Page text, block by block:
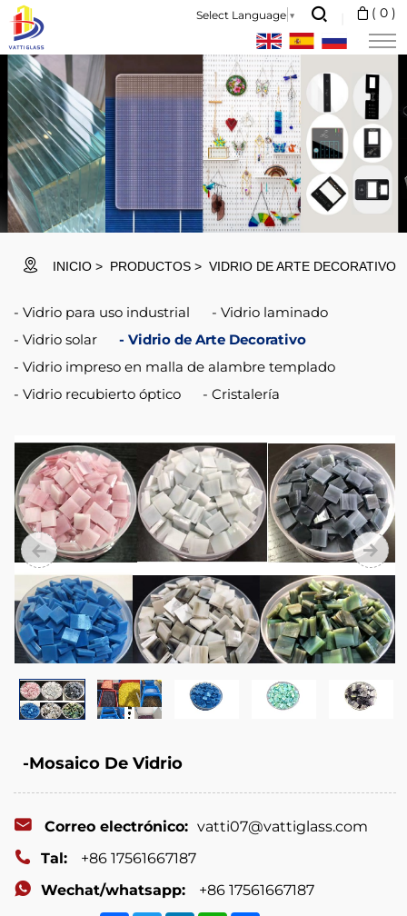
Select Language ▼ ( 0 )
Vatti
Glass
is
a
professional
glass
manufacturer
and
international
supplier.
INICIO PRODUCTOS VIDRIO DE ARTE DECORATIVO
Vidrio para uso industrial
Vidrio laminado
Vidrio solar
Vidrio de Arte Decorativo
Vidrio impreso en malla de alambre templado
Vidrio recubierto óptico
Cristalería
-Mosaico De Vidrio
Correo electrónico: vatti07@vattiglass.com
Tal:
+86 17561667187
Wechat/whatsapp:
+86 17561667187